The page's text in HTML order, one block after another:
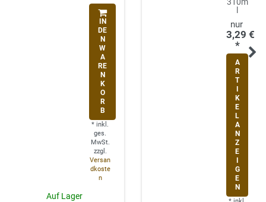
IN
DE
N
W
A
RE
N
K
O
R
B
* inkl.
ges.
MwSt.
zzgl.
Versan
dkoste
n
Auf Lager
3,29 €
*
A
R
T
K
E
L
A
N
Z
E
G
E
N